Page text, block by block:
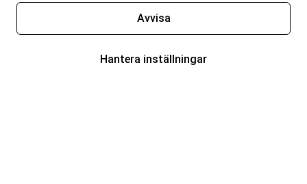
Avvisa
Hantera inställningar